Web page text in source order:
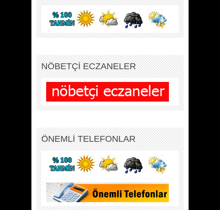
NÖBETÇİ ECZANELER
ÖNEMLİ TELEFONLAR